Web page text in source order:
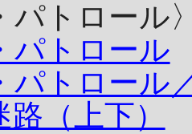
パトロール
パトロール
パトロール
（上下）